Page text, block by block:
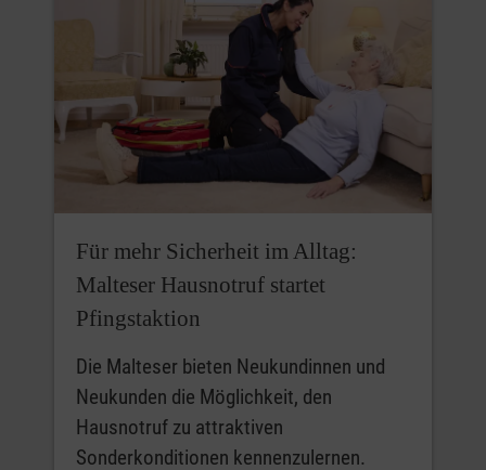
Für mehr Sicherheit im Alltag:
Malteser Hausnotruf startet
Pfingstaktion
Die Malteser bieten Neukundinnen und
Neukunden die Möglichkeit, den
Hausnotruf zu attraktiven
Sonderkonditionen kennenzulernen.